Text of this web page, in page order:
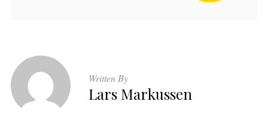
Written By
Lars Markussen